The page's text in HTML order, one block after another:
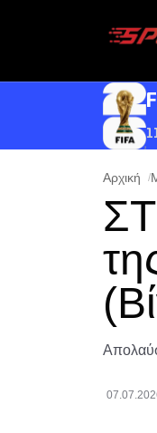
Αρχική